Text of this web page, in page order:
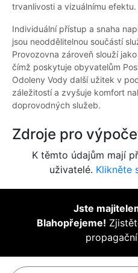
trvanlivosti a vizuálnímu efektu.
Individuální přístup a snaha
jsou neoddělitelnou součástí
Provozovna zároveň slouží
čímž poskytuje obyvatelům
Odoleny Vody další užitek v
záležitostí a zvyšuje komfort
doprovodných služeb.
Zdroje pro
K těmto údajům mají
uživatelé. Klikněte
Jste
Blahopřejeme!